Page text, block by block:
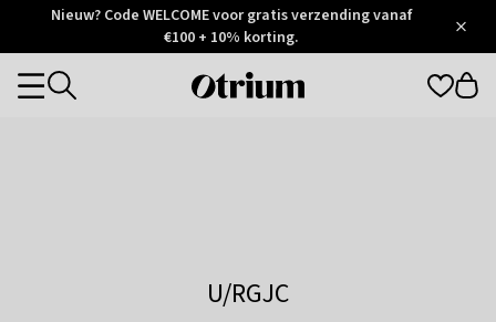
Otrium
Trustpilot
Nieuw? Code WELCOME voor gratis verzending vanaf
€100 + 10% korting.
Otrium
Categories
U/RGJC